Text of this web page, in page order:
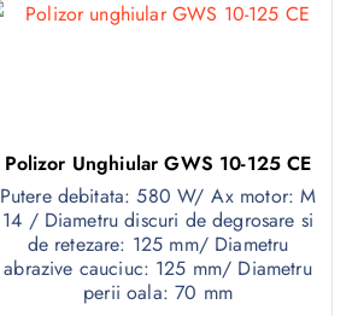
Polizor Unghiular GWS 10-125 CE
Putere debitata: 580 W/ Ax motor: M
14 / Diametru discuri de degrosare si
de retezare: 125 mm/ Diametru
abrazive cauciuc: 125 mm/ Diametru
perii oala: 70 mm